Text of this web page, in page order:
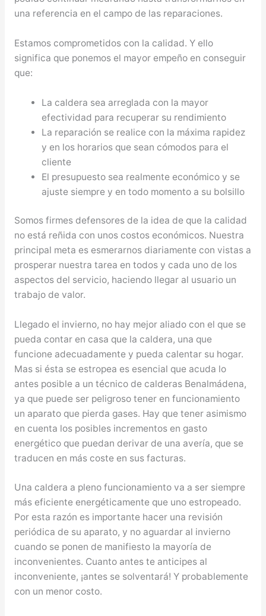
una referencia en el campo de las reparaciones.
Estamos comprometidos con la calidad. Y ello
significa que ponemos el mayor empeño en conseguir
que:
La caldera sea arreglada con la mayor
efectividad para recuperar su rendimiento
La reparación se realice con la máxima rapidez
y en los horarios que sean cómodos para el
cliente
El presupuesto sea realmente económico y se
ajuste siempre y en todo momento a su bolsillo
Somos firmes defensores de la idea de que la calidad
no está reñida con unos costos económicos. Nuestra
principal meta es esmerarnos diariamente con vistas a
prosperar nuestra tarea en todos y cada uno de los
aspectos del servicio, haciendo llegar al usuario un
trabajo de valor.
Llegado el invierno, no hay mejor aliado con el que se
pueda contar en casa que la caldera, una que
funcione adecuadamente y pueda calentar su hogar.
Mas si ésta se estropea es esencial que acuda lo
antes posible a un técnico de calderas Benalmádena,
ya que puede ser peligroso tener en funcionamiento
un aparato que pierda gases. Hay que tener asimismo
en cuenta los posibles incrementos en gasto
energético que puedan derivar de una avería, que se
traducen en más coste en sus facturas.
Una caldera a pleno funcionamiento va a ser siempre
más eficiente energéticamente que uno estropeado.
Por esta razón es importante hacer una revisión
periódica de su aparato, y no aguardar al invierno
cuando se ponen de manifiesto la mayoría de
inconvenientes. Cuanto antes te anticipes al
inconveniente, ¡antes se solventará! Y probablemente
con un menor costo.